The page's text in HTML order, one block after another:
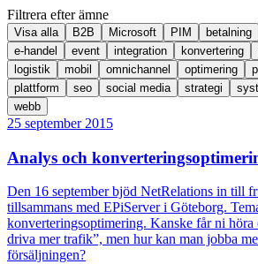
Filtrera efter ämne
Visa alla B2B Microsoft PIM betalning
e-handel
event integration konvertering
logistik
mobil omnichannel optimering
plattform
seo social media strategi
webb
25 september 2015
Analys och
Den 16 september bjöd NetRelations in till
tillsammans med EPiServer i Göteborg.
konverteringsoptimering. Kanske får ni höra
driva mer trafik”, men hur kan man jobba
försäljningen?